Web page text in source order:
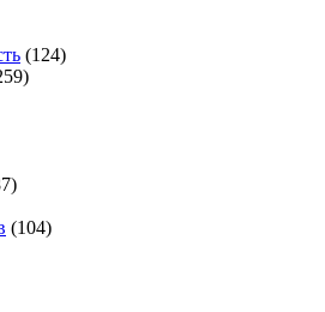
(124)
(104)